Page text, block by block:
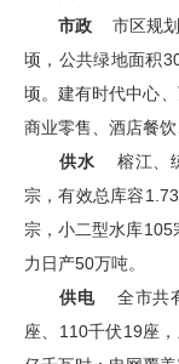
市政 市区规
顷，公共绿地面积
顷。建有时代中心
商业零售、酒店餐
供水 榕江、
宗，有效总库容
宗，小二型水库
力日产50万吨。
供电 全市共
座、110千伏19座